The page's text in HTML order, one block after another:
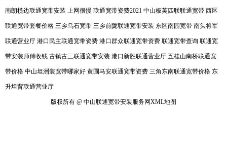
南朗榄边联通宽带安装 上网很慢 联通宽带资费2021 中山板芙四联联通宽带 西区
联通宽带套餐价格 三乡乌石宽带 三乡前陇联通宽带安装 东区南园宽带 南头将军
联通营业厅 港口民主联通宽带资费 港口群众联通宽带资费 联通宽带查询 联通宽
带安装师傅收钱 古镇古三联通宽带安装 港口新胜联通营业厅 五桂山南桥联通宽
带价格 中山坦洲装宽带哪家好 黄圃马安联通宽带资费 三角东南联通宽带价格 东
升坦背联通营业厅
版权所有 @ 中山联通宽带安装服务网XML地图